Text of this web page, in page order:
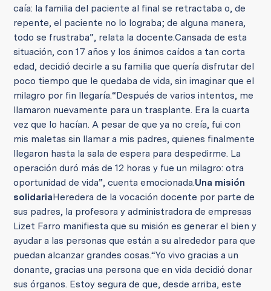
caía: la familia del paciente al final se retractaba o, de
repente, el paciente no lo lograba; de alguna manera,
todo se frustraba”, relata la docente.Cansada de esta
situación, con 17 años y los ánimos caídos a tan corta
edad, decidió decirle a su familia que quería disfrutar del
poco tiempo que le quedaba de vida, sin imaginar que el
milagro por fin llegaría.“Después de varios intentos, me
llamaron nuevamente para un trasplante. Era la cuarta
vez que lo hacían. A pesar de que ya no creía, fui con
mis maletas sin llamar a mis padres, quienes finalmente
llegaron hasta la sala de espera para despedirme. La
operación duró más de 12 horas y fue un milagro: otra
oportunidad de vida”, cuenta emocionada.Una misión
solidariaHeredera de la vocación docente por parte de
sus padres, la profesora y administradora de empresas
Lizet Farro manifiesta que su misión es generar el bien y
ayudar a las personas que están a su alrededor para que
puedan alcanzar grandes cosas.“Yo vivo gracias a un
donante, gracias una persona que en vida decidió donar
sus órganos. Estoy segura de que, desde arriba, este